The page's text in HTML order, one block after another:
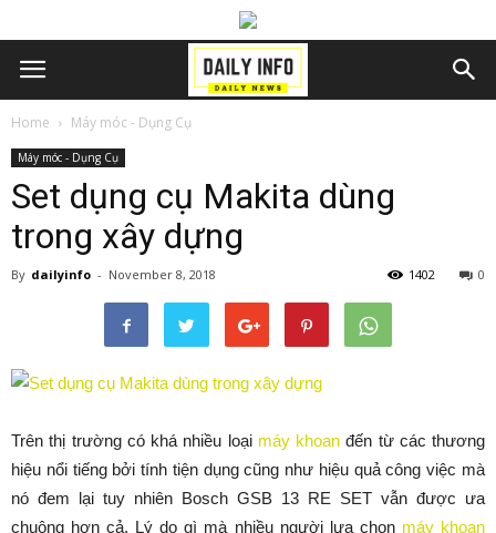
Home Máy móc - Dụng Cụ
Máy móc - Dụng Cụ
Set dụng cụ Makita dùng
trong xây dựng
By dailyinfo - November 8, 2018 0
1402
Trên thị trường có khá nhiều loạimáy khoanđến từ các thương
hiệu nổi tiếng bởi tính tiện dụng cũng như hiệu quả công việc mà
nó đem lại tuy nhiên Bosch GSB 13 RE SET vẫn được ưa
chuộng hơn cả. Lý do gì mà nhiều người lựa chọnmáy khoan